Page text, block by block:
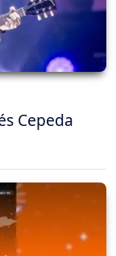
Cepeda